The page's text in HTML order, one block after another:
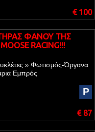
€ 100
ΦΑΝΟΥ ΤΗΣ
RACING!!!
» Φωτισμός-Όργανα
Εμπρός
P
€ 87